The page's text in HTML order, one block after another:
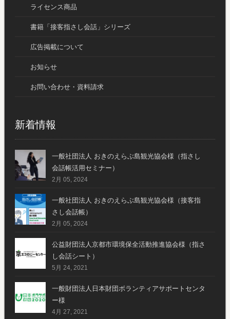
ライセンス商品
書籍「接客指さし会話」シリーズ
広告掲載について
お知らせ
お問い合わせ・資料請求
新着情報
一般社団法人 おきのえらぶ島観光協会様（指さし
会話帳活用セミナー）
2月 05, 2024
一般社団法人 おきのえらぶ島観光協会様（接客指
さし会話帳）
2月 05, 2024
公益財団法人京都市環境保全活動推進協会様（指さ
し会話シート）
5月 24, 2021
一般財団法人日本財団ボランティアサポートセンタ
ー様
4月 27, 2021